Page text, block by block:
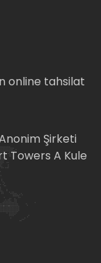
online tahsilat
Şirketi
Towers A Kule